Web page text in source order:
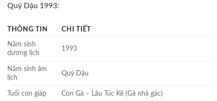
Quý Dậu 1993:
THÔNG TIN CHI TIẾT
Năm sinh
dương lịch
1993
Năm sinh âm
lịch
Quý Dậu
Tuổi con giáp Con Gà – Lâu Túc Kê (Gà nhà gác)